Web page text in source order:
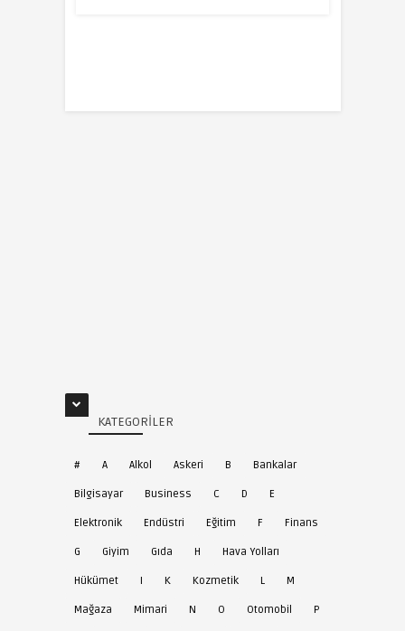
KATEGORILER
# A Alkol Askeri B Bankalar
Bilgisayar Business C D E
Elektronik Endüstri Eğitim F Finans
G Giyim Gıda H Hava Yolları
Hükümet I K Kozmetik L M
Mağaza Mimari N O Otomobil P